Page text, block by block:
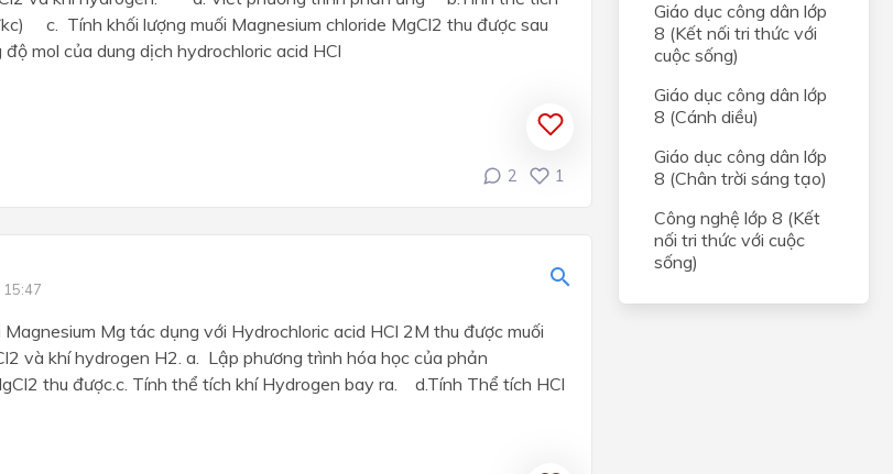
c. Tính khối lượng muối Magnesium chloride MgCl2 thu được sau
mol của dung dịch hydrochloric acid HCl
2 1
15:47
Magnesium Mg tác dụng với Hydrochloric acid HCl 2M thu được muối
và khí hydrogen H2. a. Lập phương trình hóa học của phản
thu được.c. Tính thể tích khí Hydrogen bay ra. d.Tính Thể tích HCl
Giáo dục công dân lớp
8 (Kết nối tri thức với
cuộc sống)
Giáo dục công dân lớp
8 (Cánh diều)
Giáo dục công dân lớp
8 (Chân trời sáng tạo)
Công nghệ lớp 8 (Kết
nối tri thức với cuộc
sống)